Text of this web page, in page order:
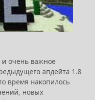
и очень важное
апдейта 1.8
время накопилось
новых